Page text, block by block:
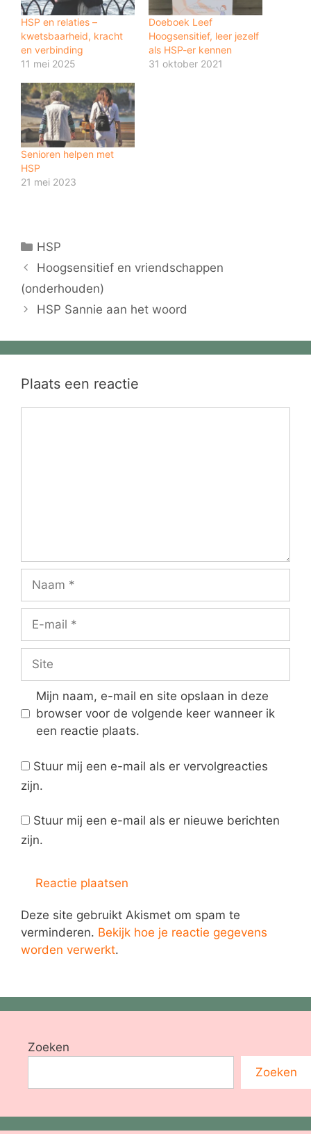
HSP en relaties –
kwetsbaarheid, kracht
en verbinding
11 mei 2025
Doeboek Leef
Hoogsensitief, leer jezelf
als HSP-er kennen
31 oktober 2021
Senioren helpen met
HSP
21 mei 2023
Categorieën
HSP
Hoogsensitief en vriendschappen
(onderhouden)
HSP Sannie aan het woord
Plaats een reactie
Naam
Site
Mijn naam, e-mail en site opslaan in deze
browser voor de volgende keer wanneer ik
een reactie plaats.
Stuur mij een e-mail als er vervolgreacties
zijn.
Stuur mij een e-mail als er nieuwe berichten
zijn.
Deze site gebruikt Akismet om spam te
verminderen. Bekijk hoe je reactie gegevens
worden verwerkt.
Zoeken
Zoeken